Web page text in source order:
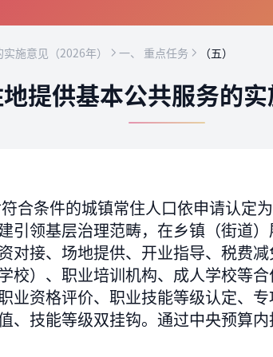
施意见（2026年） 一、 重点任务 （五）
提供基本公共服务的
合条件的城镇常住人口依申请认定
引领基层治理范畴，在乡镇（街道
对接、场地提供、开业指导、税费
校）、职业培训机构、成人学校等
业资格评价、职业技能等级认定、
、技能等级双挂钩。通过中央预算